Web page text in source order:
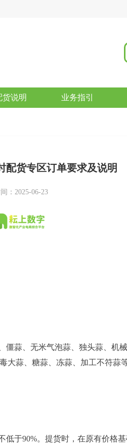
货说明 业务指引
配货专区订单要求及说明
：2025-06-23
蒜、无米气泡蒜、独头蒜、机
蒜、糖蒜、冻蒜、加工不符蒜
低于90%。提货时，在原有价格